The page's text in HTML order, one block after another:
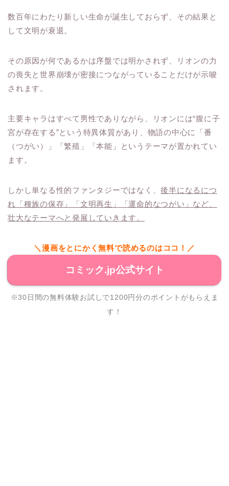
数百年にわたり新しい生命が誕生しておらず、その結果と
して文明が衰退。
その原因が何であるかは序盤では明かされず、リオンの力
の喪失と世界崩壊が密接につながっていることだけが示唆
されます。
主要キャラはすべて男性でありながら、リオンには“腹に子
宮が存在する”という特異体質があり、物語の中心に「番
（つがい）」「繁殖」「本能」というテーマが置かれてい
ます。
しかし単なる性的ファンタジーではなく、後半になるにつ
れ「種族の保存」「文明再生」「運命的なつがい」など、
壮大なテーマへと発展していきます。
＼漫画をとにかく無料で読めるのはココ！／
コミック.jp公式サイト
※30日間の無料体験お試しで1200円分のポイントがもらえま
す！